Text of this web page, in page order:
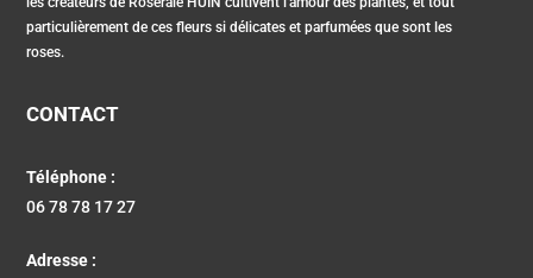
particulièrement de ces fleurs si délicates et parfumées que sont les
roses.
CONTACT
Téléphone :
06 78 78 17 27
Adresse :